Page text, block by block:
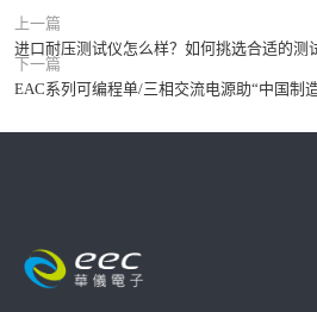
上一篇
进口耐压测试仪怎么样？如何挑选合适的测
下一篇
EAC系列可编程单/三相交流电源助“中国制